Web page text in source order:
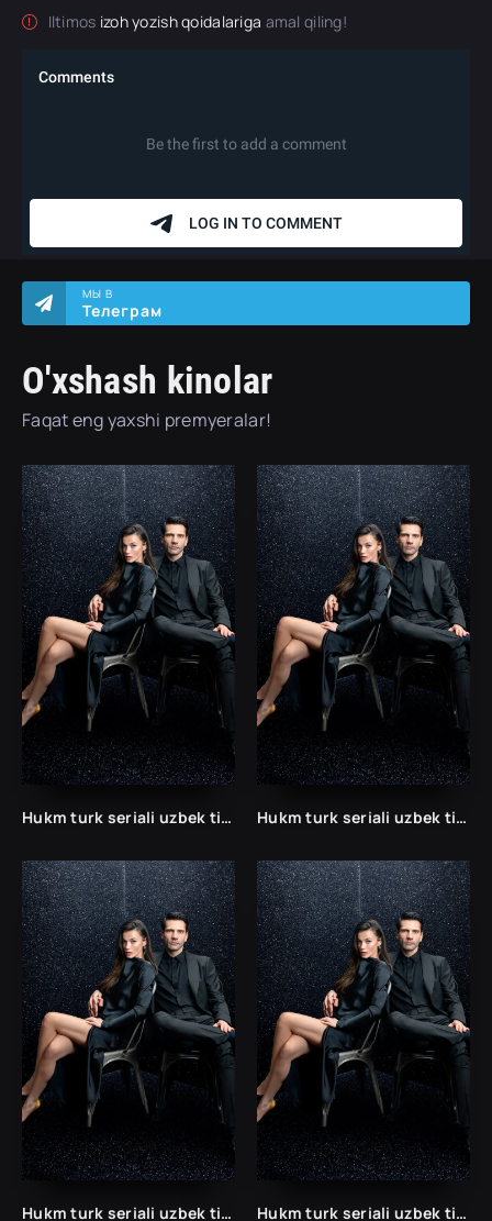
Iltimos izoh yozish qoidalariga amal qiling!
O'xshash kinolar
Faqat eng yaxshi premyeralar!
МЫ В
Телеграм
Hukm turk seriali uzbek tilida /Хукм турк сериали ўзбек тилида/ 203. 204. 205. 206. 207. 208. 209. 210. 211. 212. 213. 214. 215 barcha qismlari. Hukm turk seriali uzbek tilida /Хукм турк сериали ўзбек тилида/ 203. 204. 205. 206. 207. 208. 209. 210. 211. 212. 213. 214. 215 barcha qismlari.
Hukm turk seriali uzbek tilida /Хукм турк сериали ўзбек тилида/ 203. 204. 205. 206. 207. 208. 209. 210. 211. 212. 213. 214. 215 barcha qismlari. Hukm turk seriali uzbek tilida /Хукм турк сериали ўзбек тилида/ 203. 204. 205. 206. 207. 208. 209. 210. 211. 212. 213. 214. 215 barcha qismlari.